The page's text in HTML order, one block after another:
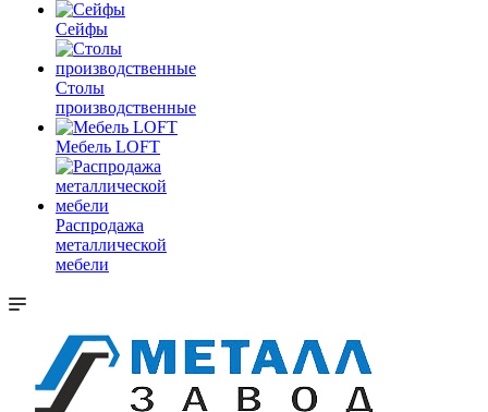
Сейфы
Столы
производственные
Мебель LOFT
Распродажа
металлической
мебели